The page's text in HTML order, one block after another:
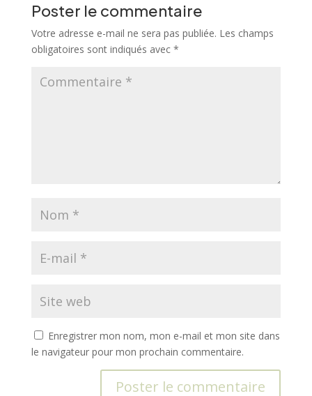
Poster le commentaire
Votre adresse e-mail ne sera pas publiée. Les champs
obligatoires sont indiqués avec *
Enregistrer mon nom, mon e-mail et mon site dans
le navigateur pour mon prochain commentaire.